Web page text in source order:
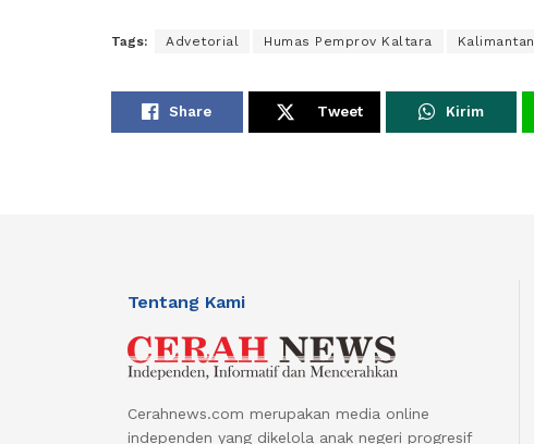
Tags: Advetorial Humas Pemprov Kaltara
Share Tweet Kirim
Tentang Kami
Cerahnews.com merupakan media online
independen yang dikelola anak negeri progresif